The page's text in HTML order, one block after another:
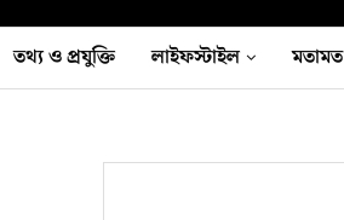
তথ‍্য ও প্রযুক্তি লাইফস্টাইল মতামত